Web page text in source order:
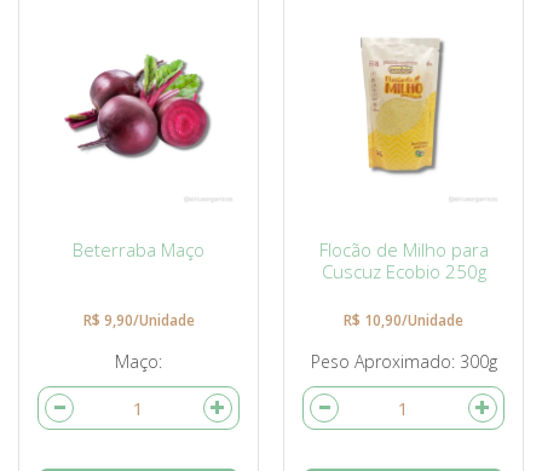
Beterraba Maço
Maço
R$ 9,90/Unidade
Flocão de Milho para
Cuscuz Ecobio 250g
Peso Aproximado 300g
R$ 10,90/Unidade